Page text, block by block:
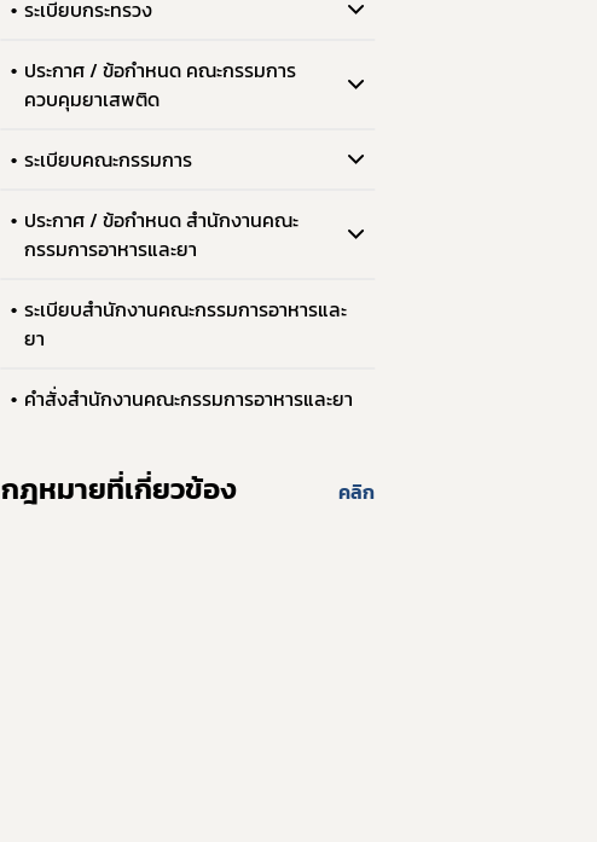
ระเบียบกระทรวง
ประกาศ / ข้อกำหนด คณะกรรมการ
ควบคุมยาเสพติด
ระเบียบคณะกรรมการ
ประกาศ / ข้อกำหนด สำนักงานคณะ
กรรมการอาหารและยา
ระเบียบสำนักงานคณะกรรมการอาหารและ
ยา
คำสั่งสำนักงานคณะกรรมการอาหารและยา
กฎหมายที่เกี่ยวข้อง คลิก